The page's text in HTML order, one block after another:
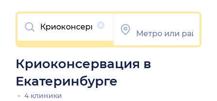
Очистить
Криоконсервация в
Екатеринбурге
4 клиники